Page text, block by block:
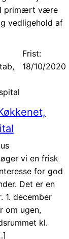
primært være
vedligehold af
Frist:
18/10/2020
vi en frisk
for god
Det er en
1. december
om ugen,
kl.